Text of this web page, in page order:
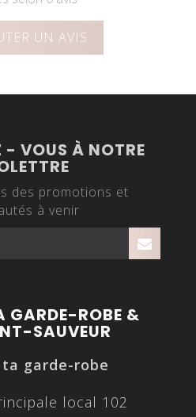
UN AVIS
- VOUS À NOTRE
des promotions et
à venir
GARDE-ROBE &
SAUVEUR
garde-robe
local 102